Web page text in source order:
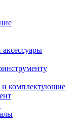
и комплектующие